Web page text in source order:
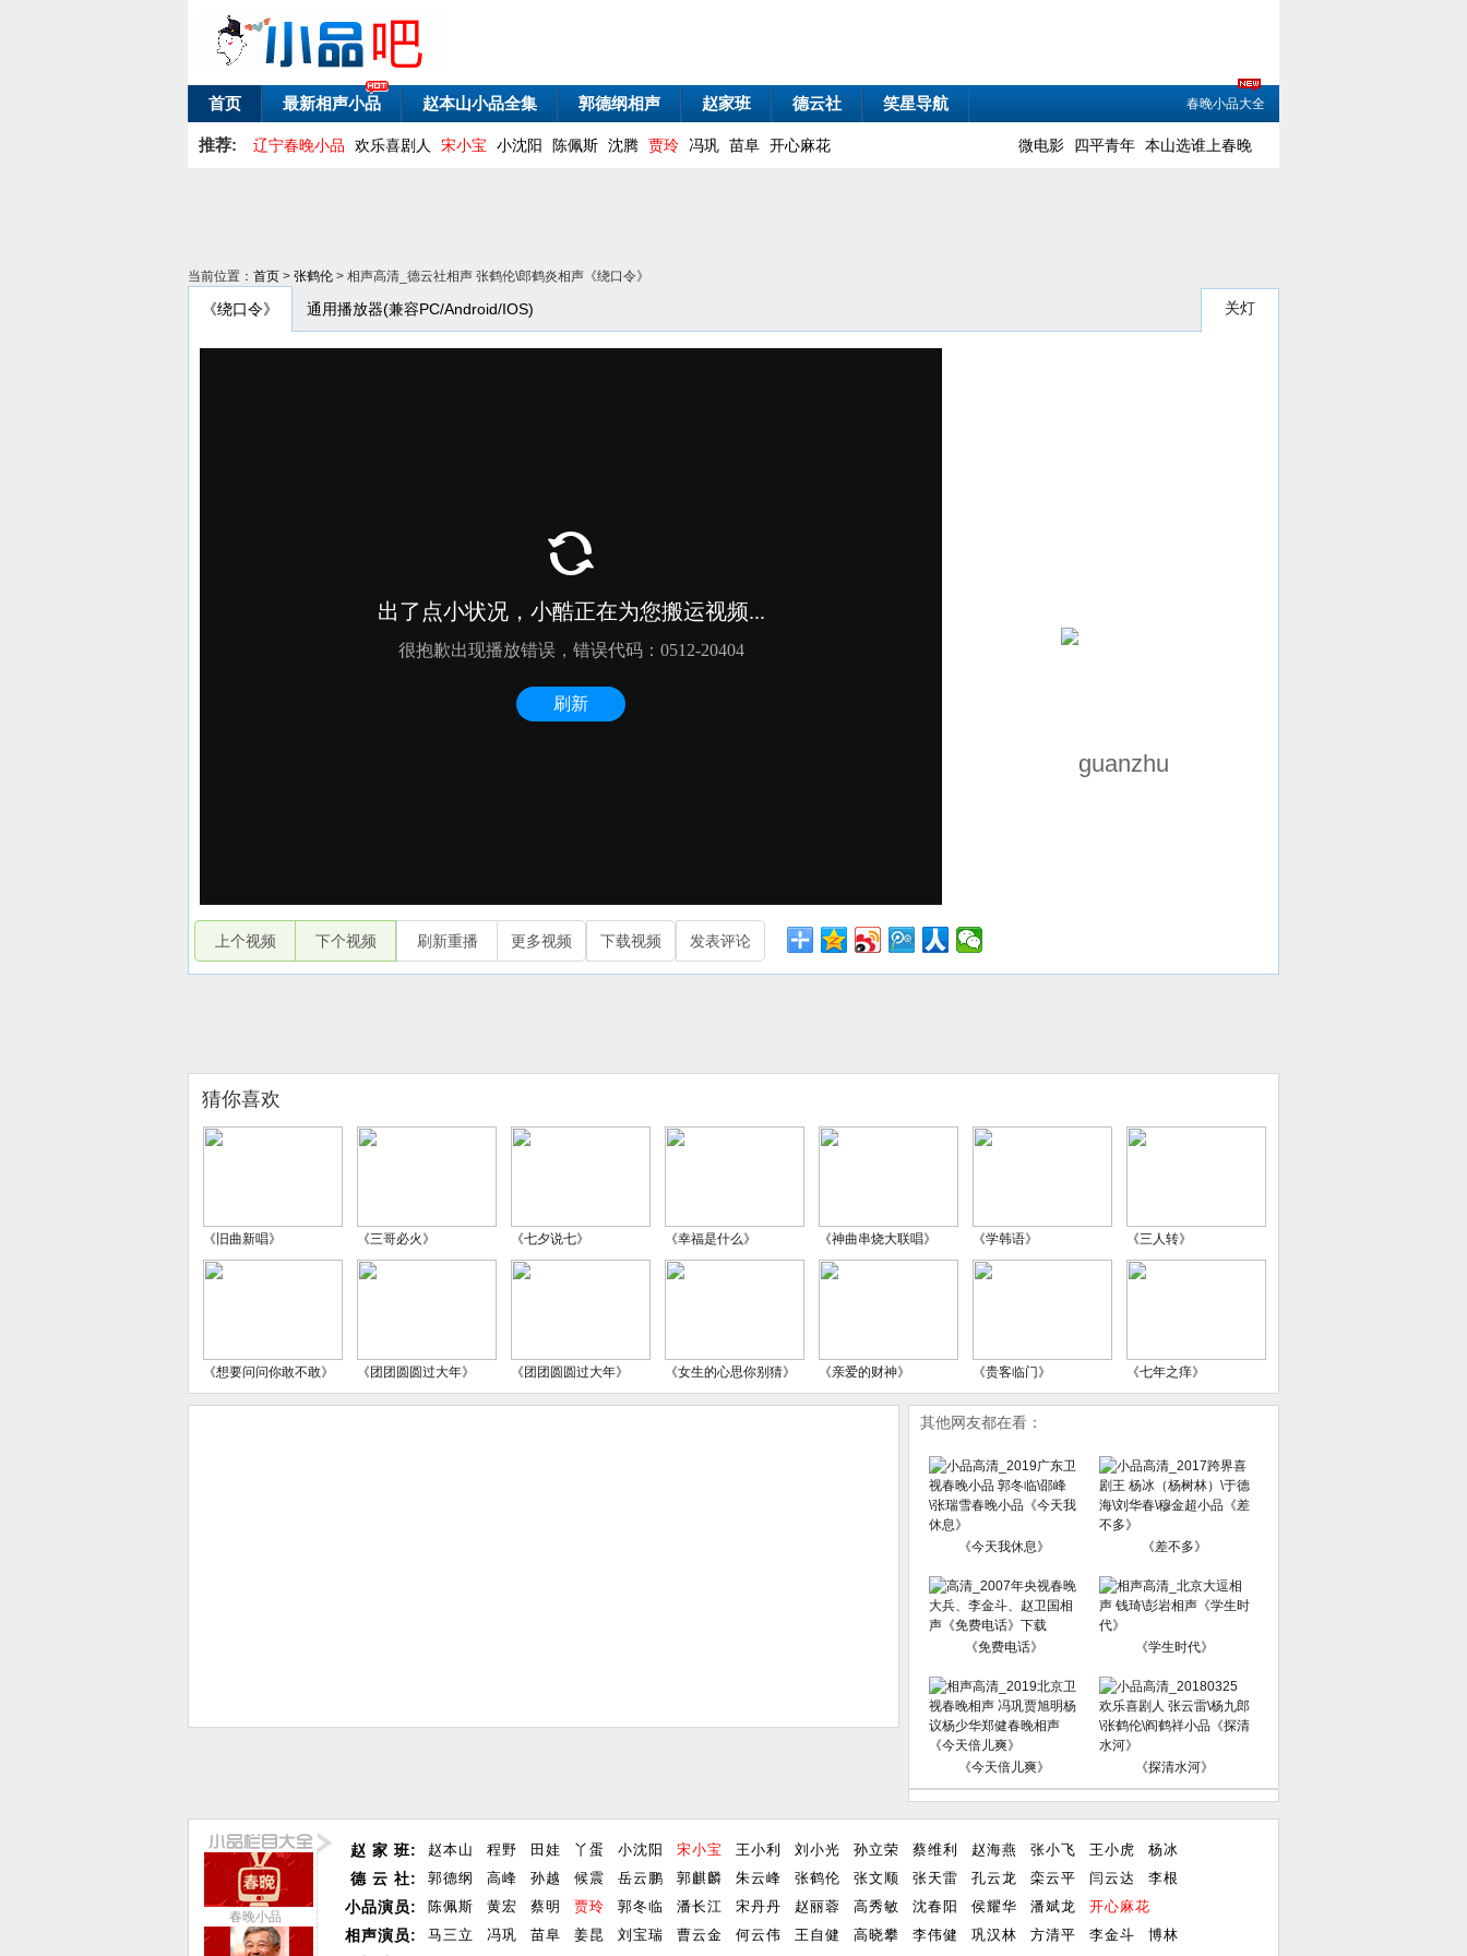
首页 最新相声小品 赵本山小品全集 郭德纲相声 赵家班 德云社 笑星导航 春晚小品大全
推荐: 辽宁春晚小品 欢乐喜剧人 宋小宝 小沈阳 陈佩斯 沈腾 贾玲 冯巩 苗阜 开心麻花 微电影 四平青年 本山选谁上春晚
当前位置： 首页 > 张鹤伦 > 相声高清_德云社相声 张鹤伦\郎鹤炎相声《绕口令》
《绕口令》 通用播放器(兼容PC/Android/IOS) 关灯
上个视频 下个视频 刷新重播 更多视频 下载视频 发表评论
猜你喜欢
《旧曲新唱》 《三哥必火》 《七夕说七》 《幸福是什么》 《神曲串烧大联唱》 《学韩语》 《三人转》
《想要问问你敢不敢》 《团团圆圆过大年》 《团团圆圆过大年》 《女生的心思你别猜》 《亲爱的财神》 《贵客临门》 《七年之痒》
其他网友都在看：
《今天我休息》 《差不多》
《免费电话》 《学生时代》
《今天倍儿爽》 《探清水河》
春晚小品
赵 家 班:
德 云 社:
小品演员:
相声演员:
赵本山 程野 田娃 丫蛋 小沈阳 宋小宝 王小利 刘小光 孙立荣 蔡维利 赵海燕 张小飞 王小虎
杨冰
郭德纲
高峰 孙越 候震 岳云鹏 郭麒麟 朱云峰 张鹤伦 张文顺 张天雷 孔云龙 栾云平 闫云达
李根
陈佩斯
黄宏 蔡明 贾玲 郭冬临 潘长江 宋丹丹 赵丽蓉 高秀敏 沈春阳 侯耀华 潘斌龙
开心麻花
马三立
冯巩 苗阜 姜昆 刘宝瑞 曹云金 何云伟 王自健 高晓攀 李伟健 巩汉林 方清平 李金斗
博林